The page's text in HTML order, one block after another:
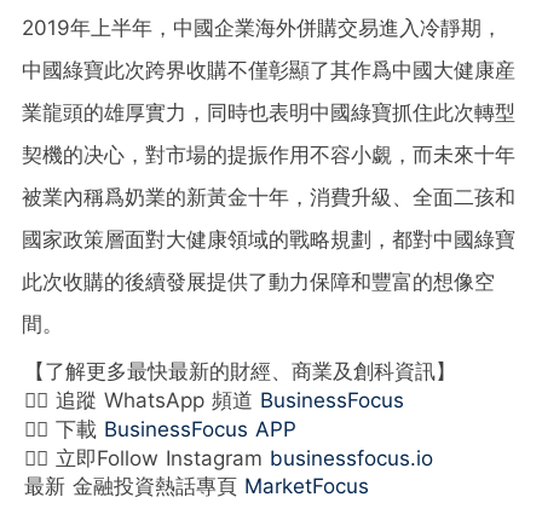
2019年上半年，中國企業海外併購交易進入冷靜期，
中國綠寶此次跨界收購不僅彰顯了其作爲中國大健康産
業龍頭的雄厚實力，同時也表明中國綠寶抓住此次轉型
契機的决心，對市場的提振作用不容小覷，而未來十年
被業內稱爲奶業的新黃金十年，消費升級、全面二孩和
國家政策層面對大健康領域的戰略規劃，都對中國綠寶
此次收購的後續發展提供了動力保障和豐富的想像空
間。
【了解更多最快最新的財經、商業及創科資訊】
👉🏻 追蹤 WhatsApp 頻道 BusinessFocus
👉🏻 下載 BusinessFocus APP
👉🏻 立即Follow Instagram businessfocus.io
最新 金融投資熱話專頁 MarketFocus